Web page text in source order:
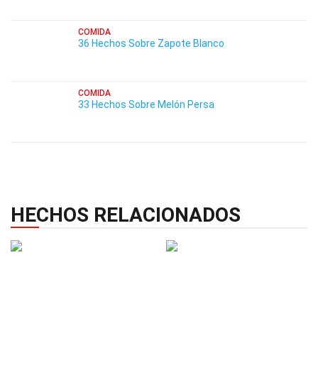
COMIDA
36 Hechos Sobre Zapote Blanco
COMIDA
33 Hechos Sobre Melón Persa
HECHOS RELACIONADOS